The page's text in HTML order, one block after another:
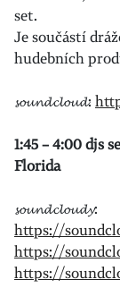
set.
Je součástí
hudebních
𝓼𝓸𝓾𝓷𝓭𝓬𝓵𝓸𝓾𝓭:
1:45 – 4:00 djs
Florida
𝓼𝓸𝓾𝓷𝓭𝓬𝓵𝓸𝓾𝓭𝔂:
https://
https://
https://